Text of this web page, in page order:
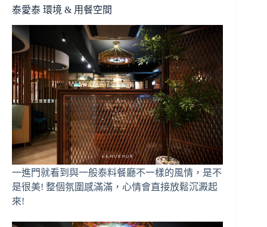
泰愛泰 環境 & 用餐空間
一進門就看到與一般泰料餐廳不一樣的風情，是不
是很美! 整個氛圍感滿滿，心情會直接放鬆沉澱起
來!